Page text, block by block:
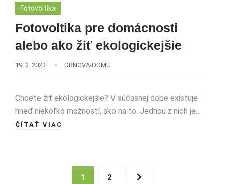
Fotovoltika
Fotovoltika pre domácnosti
alebo ako žiť ekologickejšie
19. 3. 2023 OBNOVA-DOMU
Chcete žiť ekologickejšie? V súčasnej dobe existuje
hneď niekoľko možností, ako na to. Jednou z nich je…
ČÍTAŤ VIAC
1 2